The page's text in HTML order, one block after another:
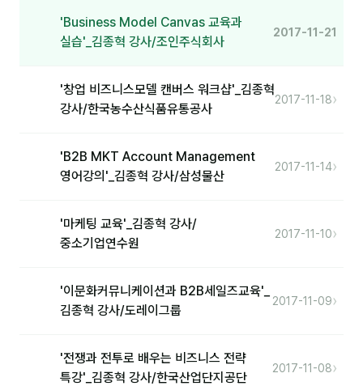
문서자료실
공지사항
'Business Model Canvas 교육과
실습'_김종혁 강사/조인주식회사
2017-11-21
'창업 비즈니스모델 캔버스 워크샵'_김종혁
강사/한국농수산식품유통공사
2017-11-18›
'B2B MKT Account Management
영어강의'_김종혁 강사/삼성물산
2017-11-14›
'마케팅 교육'_김종혁 강사/
중소기업연수원
2017-11-10›
'이문화커뮤니케이션과 B2B세일즈교육'_
김종혁 강사/도레이그룹
2017-11-09›
'전쟁과 전투로 배우는 비즈니스 전략
특강'_김종혁 강사/한국산업단지공단
2017-11-08›